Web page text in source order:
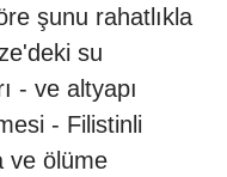
şunu rahatlıkla
su
- ve altyapı
- Filistinli
ve ölüme